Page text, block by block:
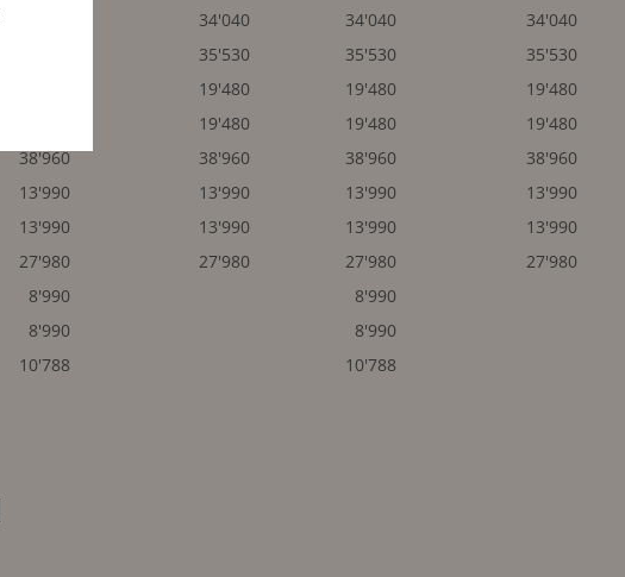
34'040 34'040
34'040
35'530 35'530
35'530
19'480 19'480
19'480
19'480 19'480
19'480
38'960 38'960 38'960
38'960
13'990 13'990 13'990
13'990
13'990 13'990 13'990
13'990
27'980 27'980 27'980
27'980
8'990
8'990
8'990
8'990
10'788 10'788